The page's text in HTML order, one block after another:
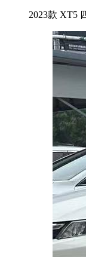
2023款 XT5